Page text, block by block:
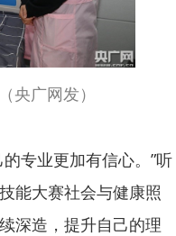
央广网发）
专业更加有信心。”听
能大赛社会与健康照
深造，提升自己的理